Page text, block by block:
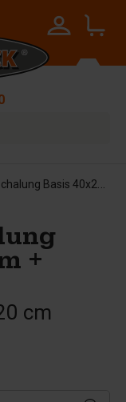
40x20x20 cm + Formliner Rock
+
cm